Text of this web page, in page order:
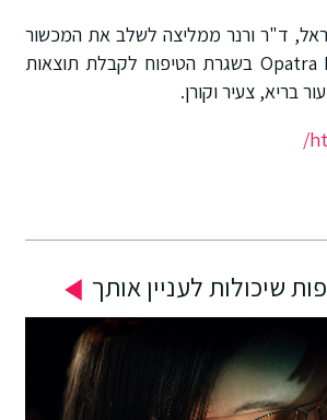
ד"ר ורנר ממליצה לשלב את המכשור
של חברת Opatra London בשגרת הטיפוח לקבלת תוצאות
בריא, צעיר וקורן.
שיכולות לעניין אותך